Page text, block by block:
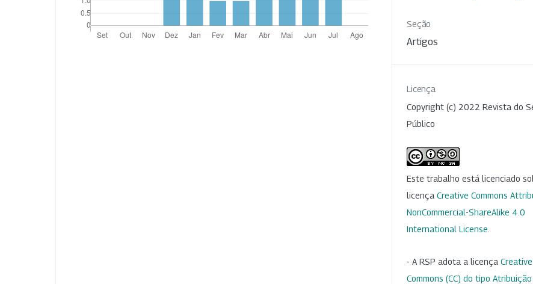
Seção
Artigos
Licença
Copyright (c) 2022 Revista do
Público
Este trabalho está licenciado
licença Creative Commons
NonCommercial-ShareAlike 4.0
International License
- A RSP adota a licença Creative
Commons (CC) do tipo Atribuição